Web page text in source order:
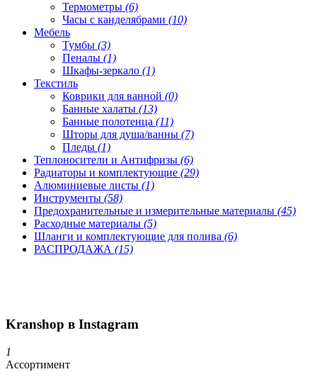
Термометры (6)
Часы с канделябрами (10)
Мебель
Тумбы (3)
Пеналы (1)
Шкафы-зеркало (1)
Текстиль
Коврики для ванной (0)
Банные халаты (13)
Банные полотенца (11)
Шторы для душа/ванны (7)
Пледы (1)
Теплоносители и Антифризы (6)
Радиаторы и комплектующие (29)
Алюминиевые листы (1)
Инструменты (58)
Предохранительные и измерительные материалы (45)
Расходные материалы (5)
Шланги и комплектующие для полива (6)
РАСПРОДАЖА (15)
Kranshop в Instagram
1
Ассортимент